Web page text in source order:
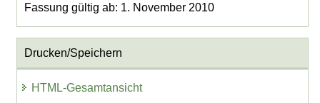
Fassung gültig ab: 1. November 2010
Drucken/Speichern
HTML-Gesamtansicht